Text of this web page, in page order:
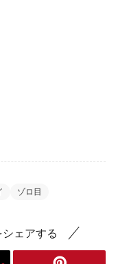
ゾロ目
ェアする